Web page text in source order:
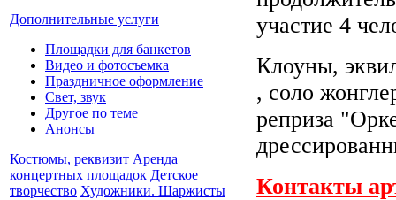
Дополнительные услуги
Площадки для банкетов
Видео и фотосъемка
Праздничное оформление
Свет, звук
Другое по теме
Анонсы
Костюмы, реквизит Аренда
концертных площадок Детское
творчество Художники. Шаржисты
участие 4
Клоуны,
, соло
реприза
Контакты